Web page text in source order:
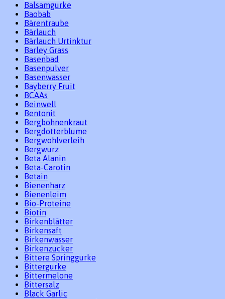
Balsamgurke
Baobab
Bärentraube
Bärlauch
Bärlauch Urtinktur
Barley Grass
Basenbad
Basenpulver
Basenwasser
Bayberry Fruit
BCAAs
Beinwell
Bentonit
Bergbohnenkraut
Bergdotterblume
Bergwohlverleih
Bergwurz
Beta Alanin
Beta-Carotin
Betain
Bienenharz
Bienenleim
Bio-Proteine
Biotin
Birkenblätter
Birkensaft
Birkenwasser
Birkenzucker
Bittere Springgurke
Bittergurke
Bittermelone
Bittersalz
Black Garlic